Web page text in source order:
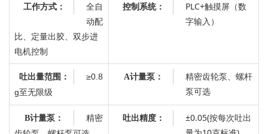
工作方式：
全自
动配
比、定量出胶、双步进
电机控制
控制系统：
PLC+触摸屏（数
字输入）
吐出量范围：
≥0.8
g至无限级
A计量泵：
精密齿轮泵、螺杆
泵可选
B计量泵：
精密
吐出精度：
±0.05(按每次吐出